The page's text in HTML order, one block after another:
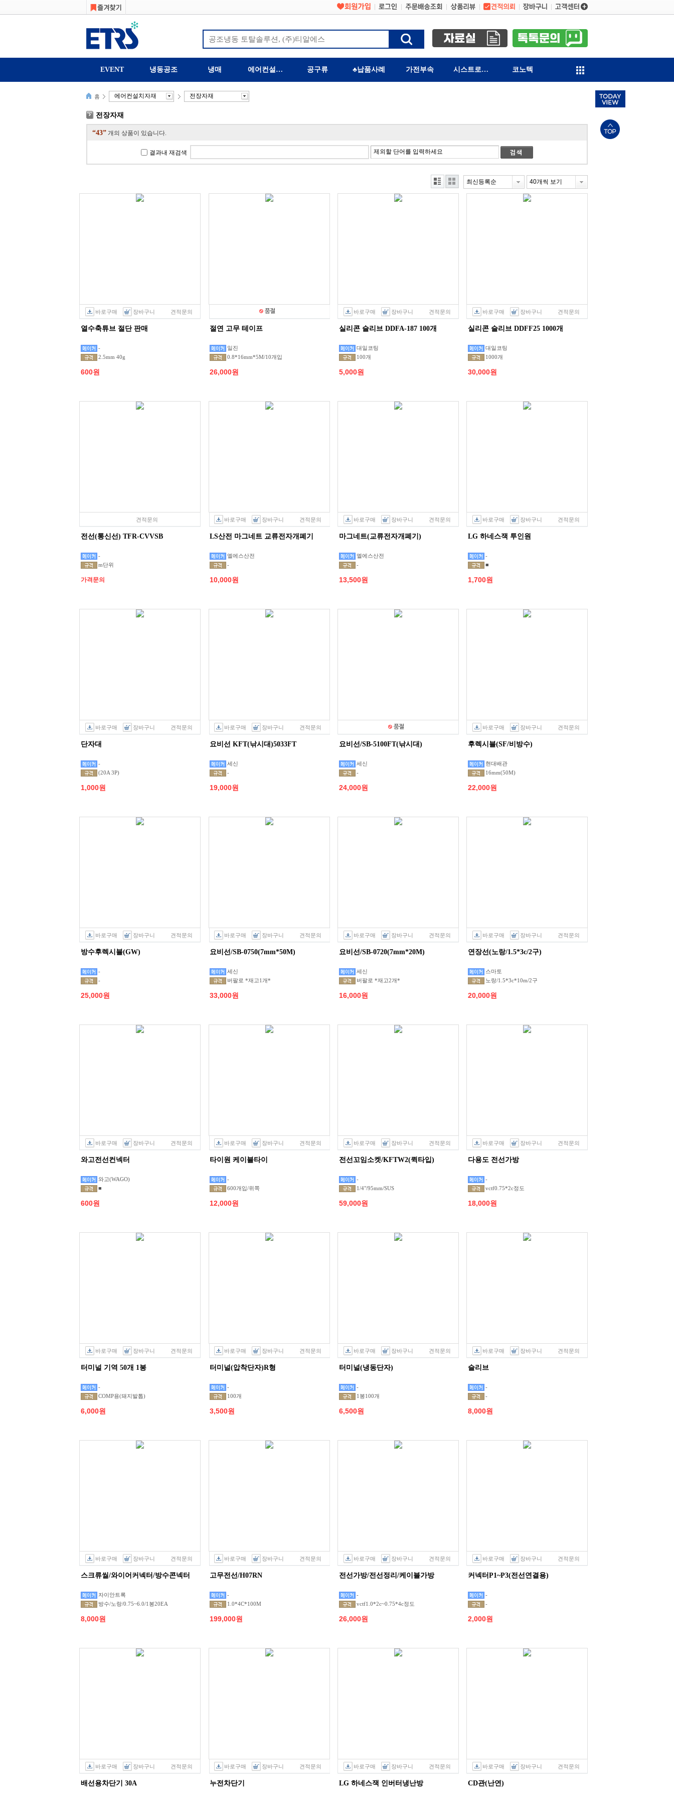
EVENT 냉동공조 냉매 에어컨설치자재 공구류 ♣납품사례 가전부속 시스트로닉스 코노텍
홈 에어컨설치자재 전장자재
전장자재
“43” 개의 상품이 있습니다.
결과내 재검색
40개씩 보기
최신등록순
바로구매 장바구니 견적문의
열수축튜브 절단 판매
-
2.5mm 40g
600원
절연 고무 테이프
일진
0.8*16mm*5M/10개입
26,000원
바로구매 장바구니 견적문의
실리콘 슬리브 DDFA-187 100개
대일코팅
100개
5,000원
바로구매 장바구니 견적문의
실리콘 슬리브 DDFF25 1000개
대일코팅
1000개
30,000원
견적문의
전선(통신선) TFR-CVVSB
-
m단위
가격문의
바로구매 장바구니 견적문의
LS산전 마그네트 교류전자개폐기
엘에스산전
-
10,000원
바로구매 장바구니 견적문의
마그네트(교류전자개폐기)
엘에스산전
-
13,500원
바로구매 장바구니 견적문의
LG 하네스잭 투인원
-
■
1,700원
바로구매 장바구니 견적문의
단자대
-
(20A 3P)
1,000원
바로구매 장바구니 견적문의
요비선 KFT(낚시대)5033FT
세신
-
19,000원
요비선/SB-5100FT(낚시대)
세신
-
24,000원
바로구매 장바구니 견적문의
후렉시블(SF/비방수)
현대배관
16mm(50M)
22,000원
바로구매 장바구니 견적문의
방수후렉시블(GW)
-
-
25,000원
바로구매 장바구니 견적문의
요비선/SB-0750(7mm*50M)
세신
버팔로 *재고1개*
33,000원
바로구매 장바구니 견적문의
요비선/SB-0720(7mm*20M)
세신
버팔로 *재고2개*
16,000원
바로구매 장바구니 견적문의
연장선(노랑/1.5*3c/2구)
스마토
노랑/1.5*3c*10m/2구
20,000원
바로구매 장바구니 견적문의
와고전선컨넥터
와고(WAGO)
■
600원
바로구매 장바구니 견적문의
타이원 케이블타이
-
600개입/위쪽
12,000원
바로구매 장바구니 견적문의
전선꼬임소켓/KFTW2(퀵타입)
-
1/4"/95mm/SUS
59,000원
바로구매 장바구니 견적문의
다용도 전선가방
-
vctf0.75*2c정도
18,000원
바로구매 장바구니 견적문의
터미널 기역 50개 1봉
-
COMP용(돼지발톱)
6,000원
바로구매 장바구니 견적문의
터미널(압착단자)R형
-
100개
3,500원
바로구매 장바구니 견적문의
터미널(냉동단자)
-
1봉100개
6,500원
바로구매 장바구니 견적문의
슬리브
-
-
8,000원
바로구매 장바구니 견적문의
스크류씰/와이어커넥터/방수콘넥터
자이안트록
방수/노랑/0.75~6.0/1봉20EA
8,000원
바로구매 장바구니 견적문의
고무전선/H07RN
-
1.0*4C*100M
199,000원
바로구매 장바구니 견적문의
전선가방/전선정리/케이블가방
-
vctf1.0*2c~0.75*4c정도
26,000원
바로구매 장바구니 견적문의
커넥터P1~P3(전선연결용)
-
-
2,000원
바로구매 장바구니 견적문의
배선용차단기 30A
바로구매 장바구니 견적문의
누전차단기
바로구매 장바구니 견적문의
LG 하네스잭 인버터냉난방
바로구매 장바구니 견적문의
CD관(난연)